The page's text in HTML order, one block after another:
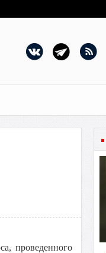
проведенного